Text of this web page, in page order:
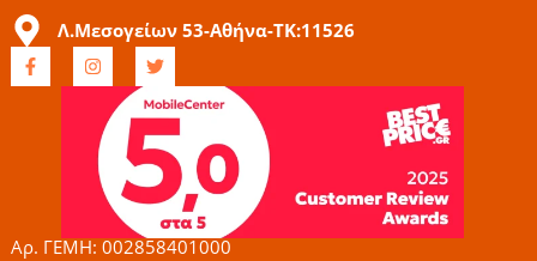
Λ.Μεσογείων 53-Αθήνα-ΤΚ:11526
F
a
c
I
n
s
g
r
a
m
T
w
t
t
e
r
Αρ. ΓΕΜΗ: 002858401000